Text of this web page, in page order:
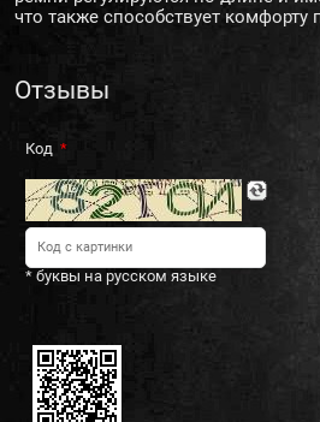
что также способствует комфорту
Отзывы
Код
* буквы на русском языке